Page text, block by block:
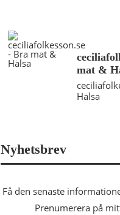
mat &
Hälsa
Nyhetsbrev
Få den senaste
Prenumerera på